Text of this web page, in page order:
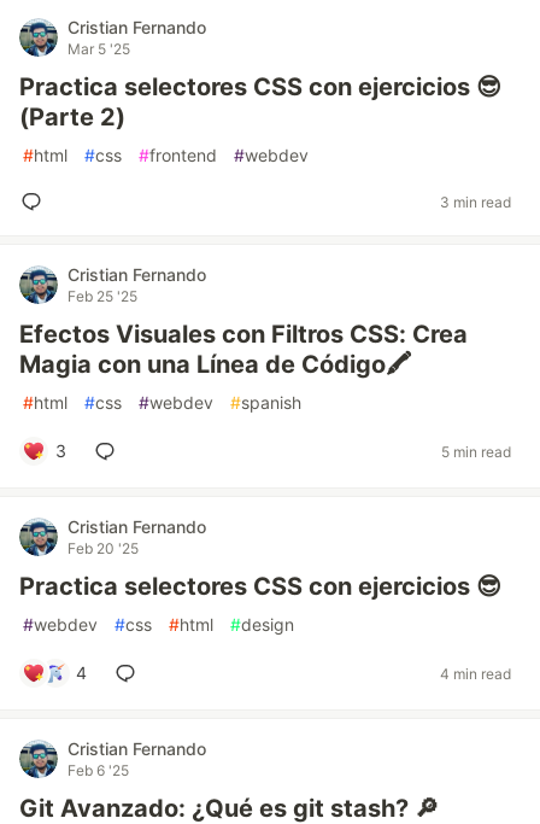
Cristian Fernando
Mar 5 '25
Practica selectores CSS con ejercicios 😎
(Parte 2)
#html #css #frontend #webdev
3 min read
Cristian Fernando
Feb 25 '25
Efectos Visuales con Filtros CSS: Crea
Magia con una Línea de Código🖍️
#html #css #webdev #spanish
3 5 min read
Cristian Fernando
Feb 20 '25
Practica selectores CSS con ejercicios 😎
#webdev #css #html #design
4 4 min read
Cristian Fernando
Feb 6 '25
Git Avanzado: ¿Qué es git stash? 🔎